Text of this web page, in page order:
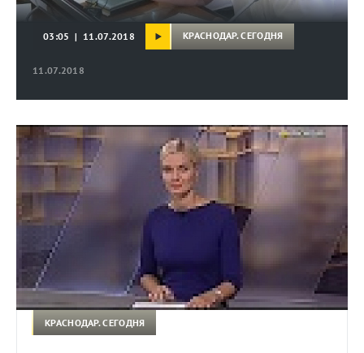
11.07.2018
03:05 | 11.07.2018 КРАСНОДАР. СЕГОДНЯ
КРАСНОДАР. СЕГОДНЯ